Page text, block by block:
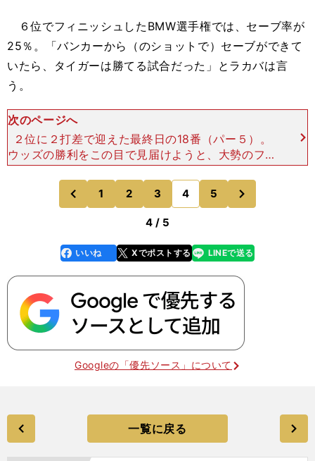
６位でフィニッシュしたBMW選手権では、セーブ率が
25％。「バンカーから（のショットで）セーブができて
いたら、タイガーは勝てる試合だった」とラカバは言
う。
次のページへ
２位に２打差で迎えた最終日の18番（パー５）。
ウッズの勝利をこの目で見届けようと、大勢のファ
ンがフェアウェーになだれ込んだ。 第２打をバン
カーに入れたウッズ。だが、３打目のバンカーショ
ットを約２ｍにつ
前
のページへ
1 2 3 4 5
のページへ
4 / 5
faceboo
k
いいね Xでポストする
line LINEで送る
Googleの「優先ソース」について
一覧に戻る